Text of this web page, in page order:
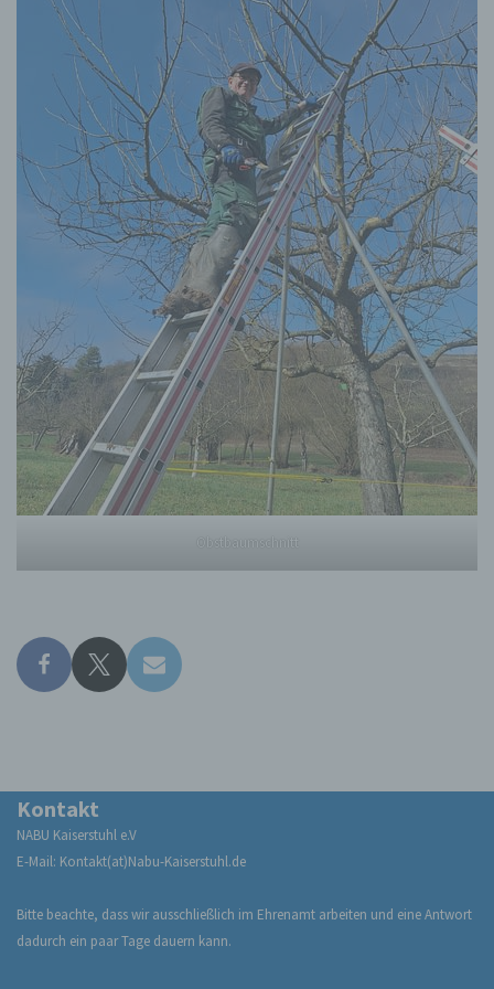
Obstbaumschnitt
Kontakt
NABU Kaiserstuhl e.V
E-Mail: Kontakt(at)Nabu-Kaiserstuhl.de
Bitte beachte, dass wir ausschließlich im Ehrenamt arbeiten und eine Antwort
dadurch ein paar Tage dauern kann.
Vernichtung.
d) Einschränkung der Verarbeitung
Einschränkung der Verarbeitung ist die Markierung
gespeicherter personenbezogener Daten mit dem
Ziel, ihre künftige Verarbeitung einzuschränken.
e) Profiling
Profiling ist jede Art der automatisierten
Verarbeitung personenbezogener Daten, die darin
besteht, dass diese personenbezogenen Daten
verwendet werden, um bestimmte persönliche
Aspekte, die sich auf eine natürliche Person
beziehen, zu bewerten, insbesondere, um Aspekte
bezüglich Arbeitsleistung, wirtschaftlicher Lage,
Gesundheit, persönlicher Vorlieben, Interessen,
Zuverlässigkeit, Verhalten, Aufenthaltsort oder
Ortswechsel dieser natürlichen Person zu
analysieren oder vorherzusagen.
f) Pseudonymisierung
personenbezogener Daten in einer Weise, auf
welche die personenbezogenen Daten ohne
zugeordnet werden können, sofern diese
zusätzlichen Informationen gesondert aufbewahrt
werden und technischen und organisatorischen
g) Verantwortlicher oder für die Verarbeitung
Verantwortlicher
Verantwortlicher oder für die Verarbeitung
Person, Behörde, Einrichtung oder andere Stelle,
die allein oder gemeinsam mit anderen über die